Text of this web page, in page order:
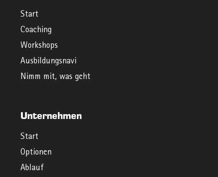
Start
Coaching
Workshops
Ausbildungsnavi
Nimm mit, was geht
Unternehmen
Start
Optionen
Ablauf